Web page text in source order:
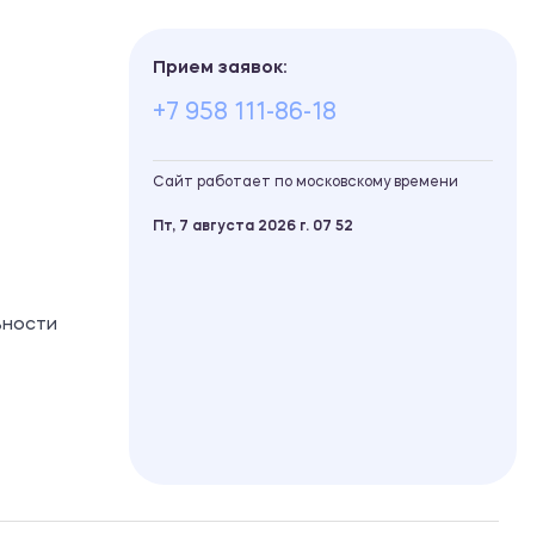
Прием заявок:
+7 958 111-86-18
Сайт работает по московскому времени
Пт, 7 августа 2026 г. 07 52